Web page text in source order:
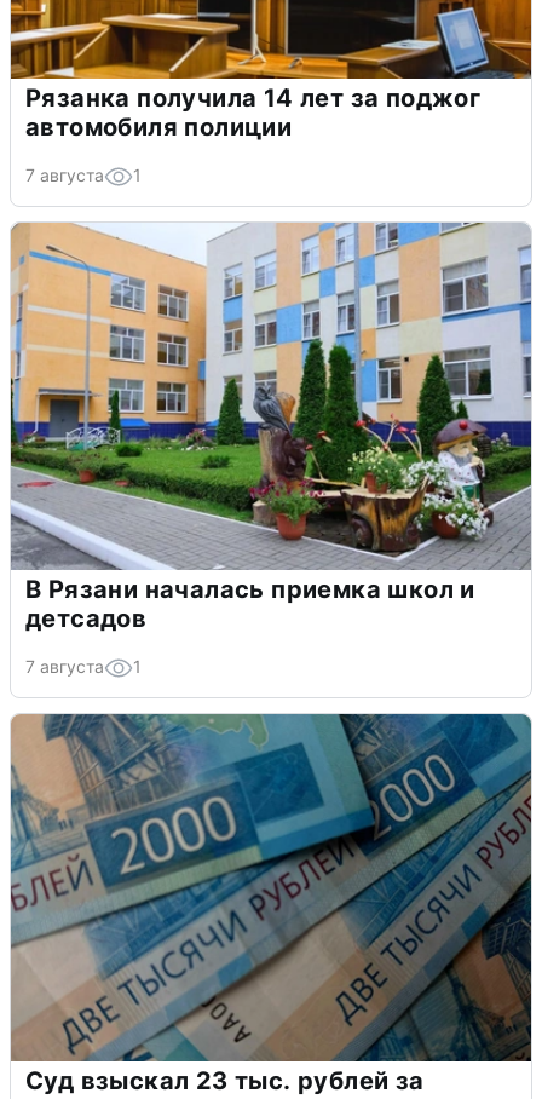
Рязанка получила 14 лет за поджог
автомобиля полиции
7 августа 1
В Рязани началась приемка школ и
детсадов
7 августа 1
Суд взыскал 23 тыс. рублей за